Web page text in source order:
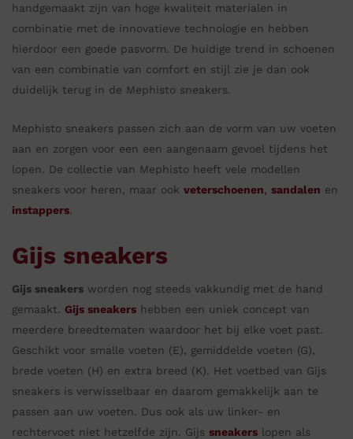
handgemaakt zijn van hoge kwaliteit materialen in
combinatie met de innovatieve technologie en hebben
hierdoor een goede pasvorm. De huidige trend in schoenen
van een combinatie van comfort en stijl zie je dan ook
duidelijk terug in de Mephisto sneakers.
Mephisto sneakers passen zich aan de vorm van uw voeten
aan en zorgen voor een een aangenaam gevoel tijdens het
lopen. De collectie van Mephisto heeft vele modellen
sneakers voor heren, maar ook veterschoenen, sandalen en
instappers.
Gijs sneakers
Gijs sneakers worden nog steeds vakkundig met de hand
gemaakt. Gijs sneakers hebben een uniek concept van
meerdere breedtematen waardoor het bij elke voet past.
Geschikt voor smalle voeten (E), gemiddelde voeten (G),
brede voeten (H) en extra breed (K). Het voetbed van Gijs
sneakers is verwisselbaar en daarom gemakkelijk aan te
passen aan uw voeten. Dus ook als uw linker- en
rechtervoet niet hetzelfde zijn. Gijs sneakers lopen als